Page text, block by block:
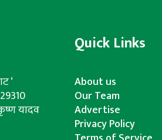
‘
यादव
Quick Links
About us
Our Team
Advertise
Privacy Policy